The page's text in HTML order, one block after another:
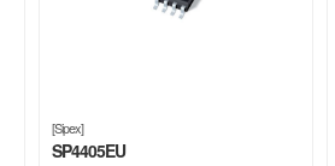
[Sipex]
SP4405EU